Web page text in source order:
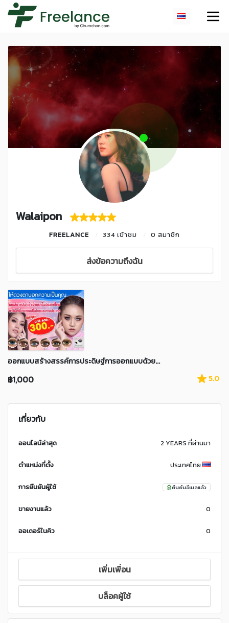
Walaipon
FREELANCE 334 เข้าชม 0 สมาชิก
ส่งข้อความถึงฉัน
ออกแบบสร้างสรรค์การประดิษฐ์การออกแบบด้วย...
฿1,000 5.0
เกี่ยวกับ
ออนไลน์ล่าสุด 2 YEARS ที่ผ่านมา
ตำแหน่งที่ตั้ง ประเทศไทย
การยืนยันผู้ใช้ ยืนยันอีเมลแล้ว
ขายงานแล้ว 0
ออเดอร์ในคิว 0
เพิ่มเพื่อน
บล็อคผู้ใช้